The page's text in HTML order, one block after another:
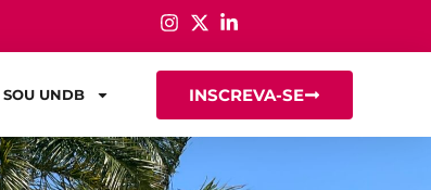
SOU UNDB INSCREVA-SE